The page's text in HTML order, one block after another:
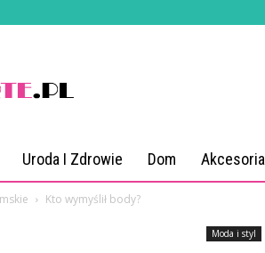
Uroda I Zdrowie Dom Akcesoria
Kto wymyślił body?
Moda i styl